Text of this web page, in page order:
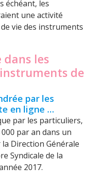
échéant, les
une activité
vie des instruments
dans les
de
par les
en ligne …
par les particuliers,
par an dans un
Direction Générale
Syndicale de la
2017.